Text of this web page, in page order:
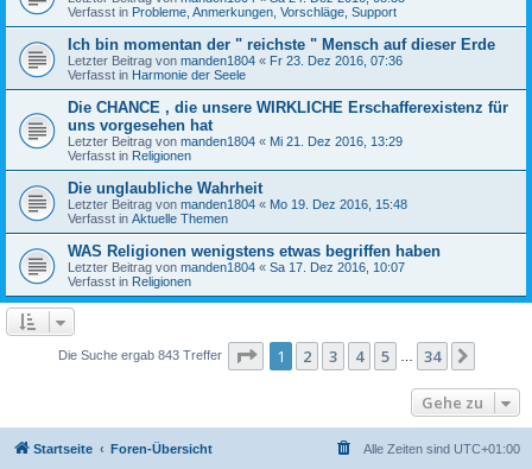
Verfasst in Probleme, Anmerkungen, Vorschläge, Support
Ich bin momentan der " reichste " Mensch auf dieser Erde
Letzter Beitrag von manden1804 « Fr 23. Dez 2016, 07:36
Verfasst in Harmonie der Seele
Die CHANCE , die unsere WIRKLICHE Erschafferexistenz für
uns vorgesehen hat
Letzter Beitrag von manden1804 « Mi 21. Dez 2016, 13:29
Verfasst in Religionen
Die unglaubliche Wahrheit
Letzter Beitrag von manden1804 « Mo 19. Dez 2016, 15:48
Verfasst in Aktuelle Themen
WAS Religionen wenigstens etwas begriffen haben
Letzter Beitrag von manden1804 « Sa 17. Dez 2016, 10:07
Verfasst in Religionen
Die Suche ergab 843 Treffer Seite 1von 34
1 2 3 4 5 34
Gehe zu
Startseite Foren-Übersicht Alle Zeiten sind UTC+01:00